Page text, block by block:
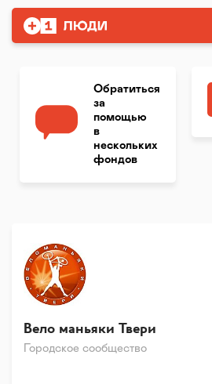
Обратиться
за
помощью
в
нескольких
фондов
Городское сообщество
Вело маньяки Твери